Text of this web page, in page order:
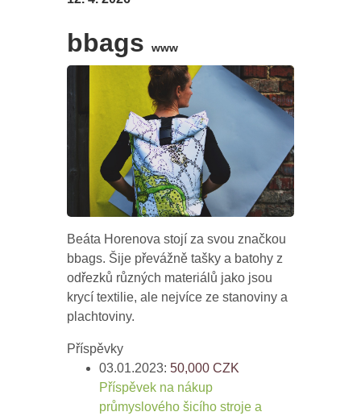
bbagswww
Beáta Horenova stojí za svou značkou
bbags. Šije převážně tašky a batohy z
odřezků různých materiálů jako jsou
krycí textilie, ale nejvíce ze stanoviny a
plachtoviny.
Příspěvky
03.01.2023:50,000CZK
Příspěvek na nákup
průmyslového šicího stroje a